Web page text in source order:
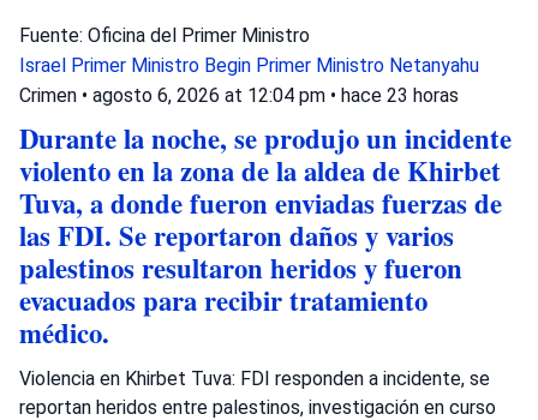
Fuente: Oficina del Primer Ministro
Israel Primer Ministro Begin Primer Ministro Netanyahu
Crimen • agosto 6, 2026 at 12:04 pm • hace 23 horas
Durante la noche, se produjo un incidente
violento en la zona de la aldea de Khirbet
Tuva, a donde fueron enviadas fuerzas de
las FDI. Se reportaron daños y varios
palestinos resultaron heridos y fueron
evacuados para recibir tratamiento
médico.
Violencia en Khirbet Tuva: FDI responden a incidente, se
reportan heridos entre palestinos, investigación en curso